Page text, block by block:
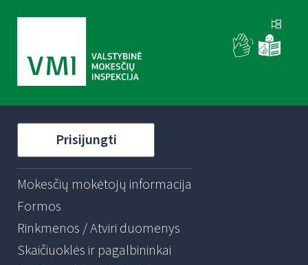
Prisijungti
Mokesčių mokėtojų informacija
Formos
Rinkmenos / Atviri duomenys
Skaičiuoklės ir pagalbininkai